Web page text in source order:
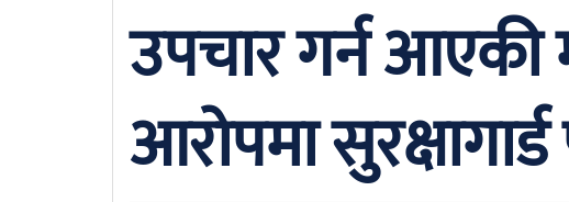
उपचार गर्न आएकी
आरोपमा